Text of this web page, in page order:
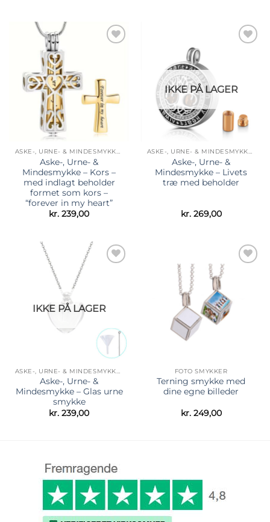
ASKE-, URNE- & MINDESMYKKER
Aske-, Urne- &
Mindesmykke – Kors –
med indlagt beholder
formet som kors –
“forever in my heart”
kr. 239,00
IKKE PÅ LAGER
ASKE-, URNE- & MINDESMYKKER
Aske-, Urne- &
Mindesmykke – Livets
træ med beholder
kr.269,00
IKKE PÅ LAGER
Aske-, Urne- &
Mindesmykke – Glas urne
smykke
kr. 239,00
ønskeliste
FOTO SMYKKER
Terning smykke med
dine egne billeder
kr.249,00